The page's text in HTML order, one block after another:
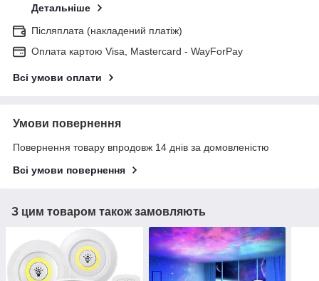
Детальніше
Післяплата (накладений платіж)
Оплата картою Visa, Mastercard - WayForPay
Всі умови оплати
Умови повернення
Повернення товару впродовж 14 днів за домовленістю
Всі умови повернення
З цим товаром також замовляють